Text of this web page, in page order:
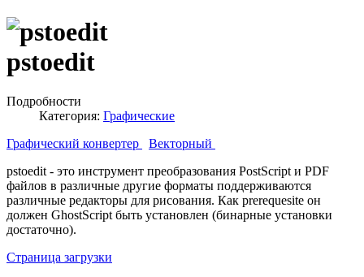
pstoedit
Подробности
Категория: Графические
Графический конвертер
Векторный
pstoedit - это инструмент преобразования PostScript и PDF
файлов в различные другие форматы поддерживаются
различные редакторы для рисования. Как prerequesite он
должен GhostScript быть установлен (бинарные установки
достаточно).
Страница загрузки